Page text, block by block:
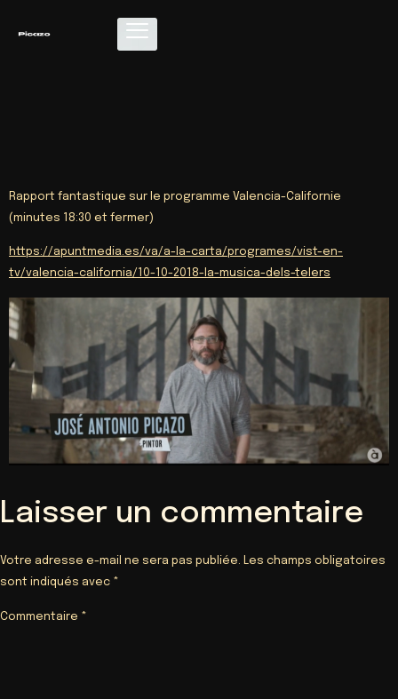
Rapport fantastique sur le programme Valencia-Californie
(minutes 18:30 et fermer)
https://apuntmedia.es/va/a-la-carta/programes/vist-en-
tv/valencia-california/10-10-2018-la-musica-dels-telers
Laisser un commentaire
Votre adresse e-mail ne sera pas publiée. Les champs obligatoires
sont indiqués avec *
Commentaire *